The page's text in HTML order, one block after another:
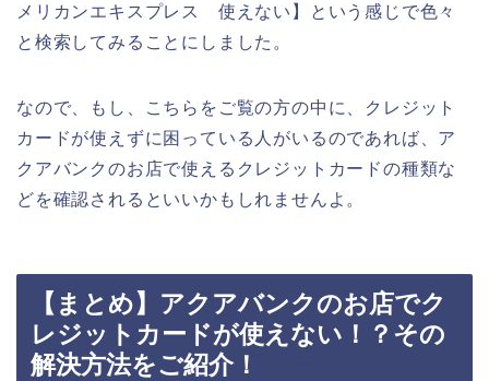
メリカンエキスプレス 使えない】という感じで色々
と検索してみることにしました。
なので、もし、こちらをご覧の方の中に、クレジット
カードが使えずに困っている人がいるのであれば、ア
クアバンクのお店で使えるクレジットカードの種類な
どを確認されるといいかもしれませんよ。
【まとめ】アクアバンクのお店でク
レジットカードが使えない！？その
解決方法をご紹介！